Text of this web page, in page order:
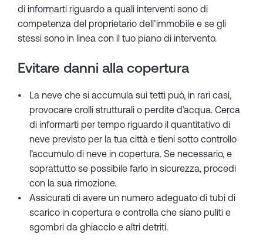
di informarti riguardo a quali interventi sono di
competenza del proprietario dell’immobile e se gli
stessi sono in linea con il tuo piano di intervento.
Evitare danni alla copertura
La neve che si accumula sui tetti può, in rari casi,
provocare crolli strutturali o perdite d’acqua. Cerca
di informarti per tempo riguardo il quantitativo di
neve previsto per la tua città e tieni sotto controllo
l’accumulo di neve in copertura. Se necessario, e
soprattutto se possibile farlo in sicurezza, procedi
con la sua rimozione.
Assicurati di avere un numero adeguato di tubi di
scarico in copertura e controlla che siano puliti e
sgombri da ghiaccio e altri detriti.